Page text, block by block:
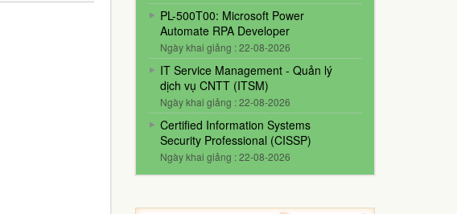
PL-500T00: Microsoft Power
Automate RPA Developer
Ngày khai giảng : 22-08-2026
IT Service Management - Quản lý
dịch vụ CNTT (ITSM)
Ngày khai giảng : 22-08-2026
Certified Information Systems
Security Professional (CISSP)
Ngày khai giảng : 22-08-2026